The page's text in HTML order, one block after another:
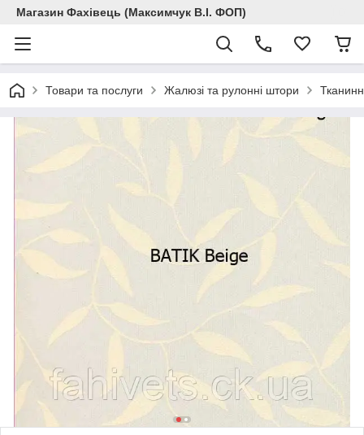
Магазин Фахівець (Максимчук В.І. ФОП)
Товари та послуги Жалюзі та рулонні штори